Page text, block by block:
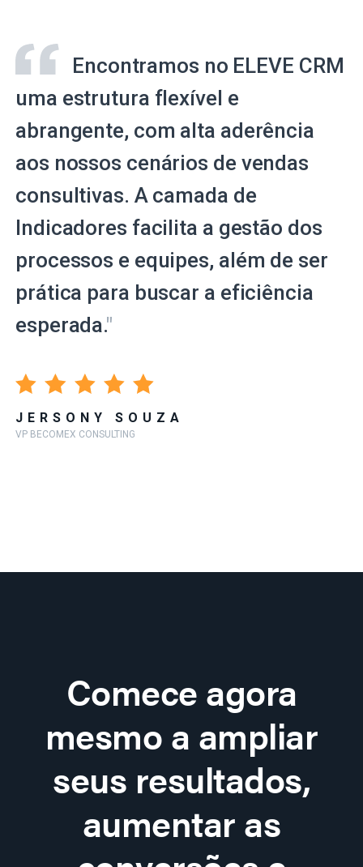
Encontramos no ELEVE CRM
uma estrutura flexível e
abrangente, com alta aderência
aos nossos cenários de vendas
consultivas. A camada de
Indicadores facilita a gestão dos
processos e equipes, além de ser
prática para buscar a eficiência
esperada."
JERSONY SOUZA
VP BECOMEX CONSULTING
Comece agora
mesmo a ampliar
seus resultados,
aumentar as